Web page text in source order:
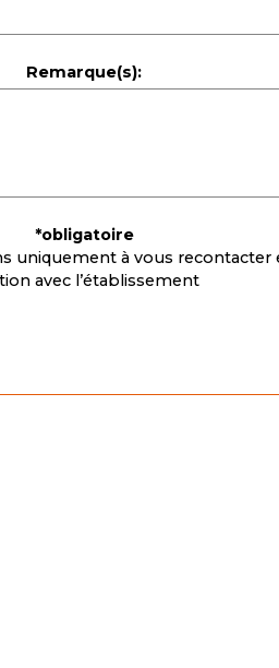
Remarque(s):
*obligatoire
uniquement à vous
avec l’établissement